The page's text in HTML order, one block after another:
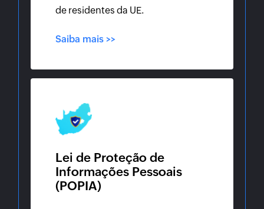
de residentes da UE.
Saiba mais >>
Lei de Proteção de
Informações Pessoais
(POPIA)